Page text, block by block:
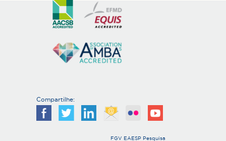
Compartilhe:
FGV EAESP Pesquisa